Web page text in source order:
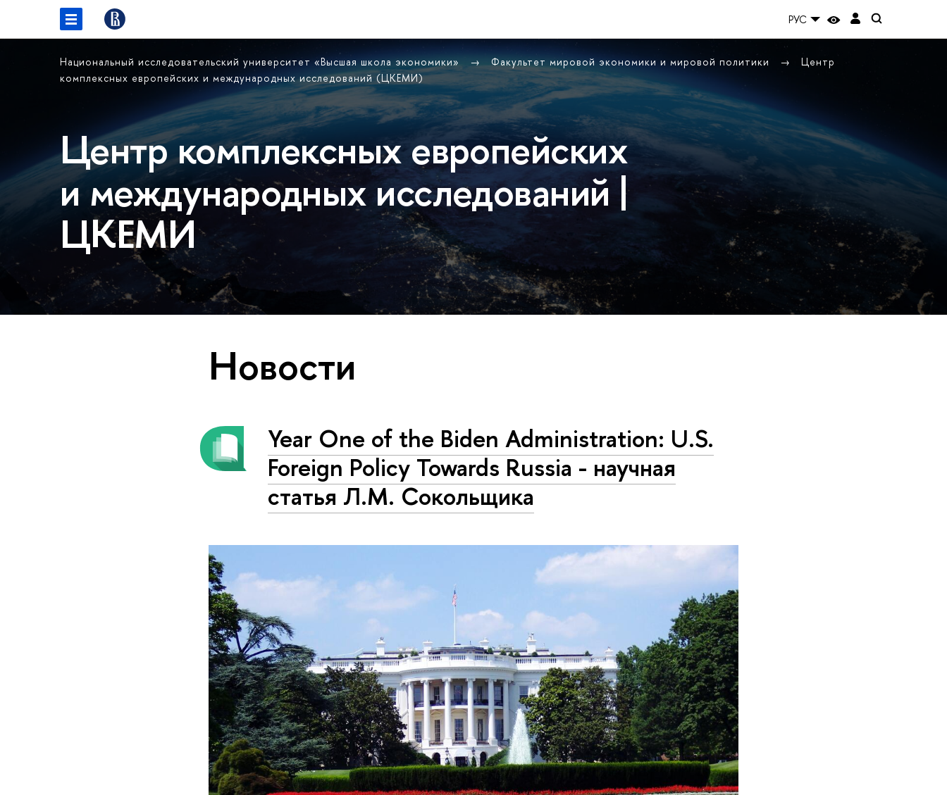
РУС
Национальный исследовательский университет «Высшая школа экономики» Факультет мировой экономики и мировой политики
Центр
комплексных европейских и международных исследований (ЦКЕМИ)
Центр комплексных европейских
и международных исследований |
ЦКЕМИ
Новости
Year One of the Biden Administration: U.S.
Foreign Policy Towards Russia - научная
статья Л.М. Сокольщика